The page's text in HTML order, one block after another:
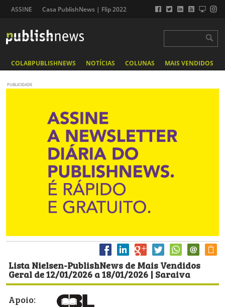
ASSINE Casa PublishNews | Flip 2022
COLABPUBLISHNEWS NOTÍCIAS COLUNAS MAIS VENDIDOS
PUBLICIDADE
Lista Nielsen-PublishNews de Mais Vendidos
Geral de 12/01/2026 a 18/01/2026 | Saraiva
Apoio: